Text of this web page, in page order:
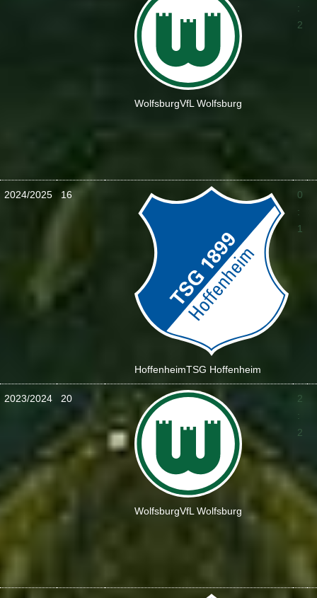
WolfsburgVfL Wolfsburg
:
2
2024/2025 16
HoffenheimTSG Hoffenheim
0
:
1
2023/2024 20
WolfsburgVfL Wolfsburg
2
:
2